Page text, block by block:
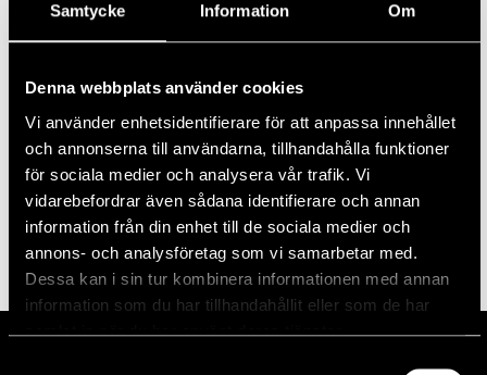
Samtycke Information Om
Denna webbplats använder cookies
Vi använder enhetsidentifierare för att anpassa innehållet
och annonserna till användarna, tillhandahålla funktioner
för sociala medier och analysera vår trafik. Vi
vidarebefordrar även sådana identifierare och annan
information från din enhet till de sociala medier och
annons- och analysföretag som vi samarbetar med.
Dessa kan i sin tur kombinera informationen med annan
information som du har tillhandahållit eller som de har
samlat in när du har använt deras tjänster.
Prenumerera på kalender